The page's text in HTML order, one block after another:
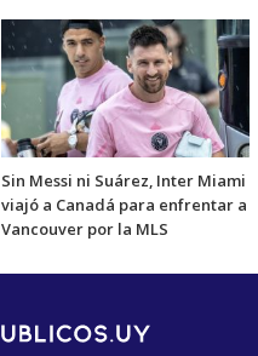
Sin Messi ni Suárez, Inter Miami
viajó a Canadá para enfrentar a
Vancouver por la MLS